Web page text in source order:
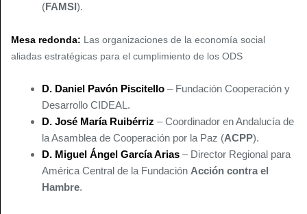
(FAMSI).
Mesa redonda: Las organizaciones de la economía social
aliadas estratégicas para el cumplimiento de los ODS
D. Daniel Pavón Piscitello – Fundación Cooperación y
Desarrollo CIDEAL.
D. José María Ruibérriz – Coordinador en Andalucía de
la Asamblea de Cooperación por la Paz (ACPP).
D. Miguel Ángel García Arias – Director Regional para
América Central de la Fundación Acción contra el
Hambre.